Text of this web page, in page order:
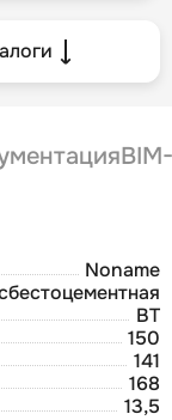
Noname
ВТ
150
141
168
13,5